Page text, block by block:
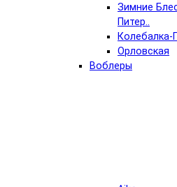
Зимние
Питер..
Колебалка-
Орловская
Воблеры